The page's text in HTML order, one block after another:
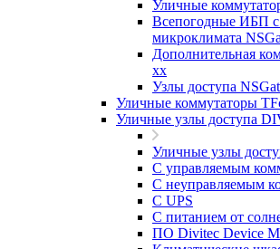
Уличные
Всепогодные ИБП с
микроклимата
Дополнительная
xx
Узлы доступа
Уличные коммутаторы
Уличные узлы доступа
Уличные узлы
С управляемым
С неуправляемым
С UPS
С питанием от
ПО Divitec Device